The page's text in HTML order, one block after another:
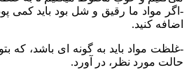
-اگر مواد ما رقیق و شل بود باید کمی
اضافه کنید.
-غلظت مواد باید به گونه ای باشد، که
حالت مورد نظر، در آورد.